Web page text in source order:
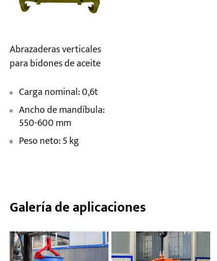
Abrazaderas verticales
para bidones de aceite
Carga nominal: 0,6t
Ancho de mandíbula:
550-600 mm
Peso neto: 5 kg
Galería de aplicaciones